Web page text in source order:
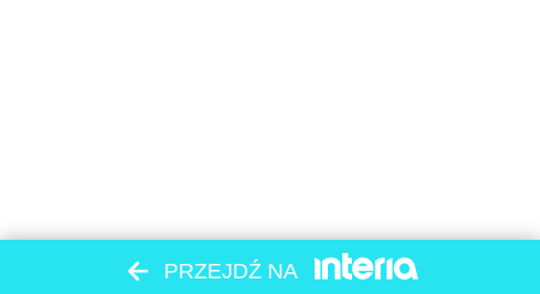
PRZEJDŹ NA